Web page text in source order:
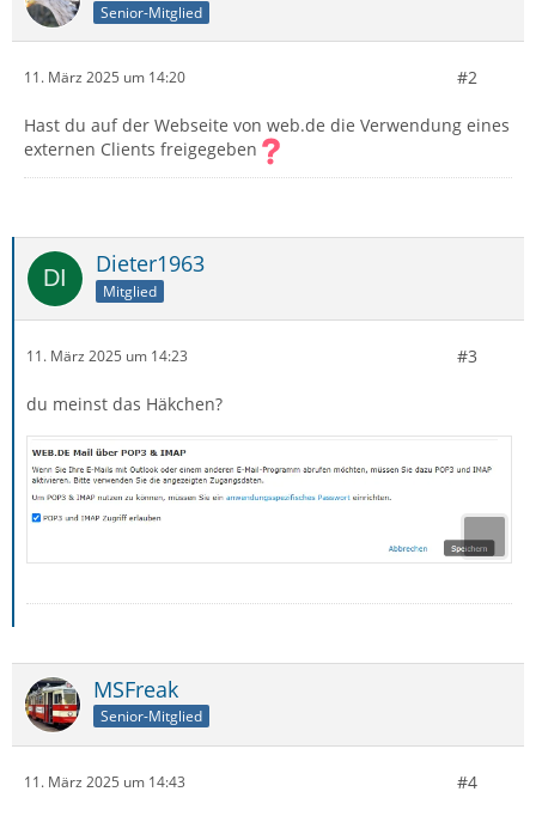
Senior-Mitglied
11. März 2025 um 14:20 #2
Hast du auf der Webseite von web.de die Verwendung eines
externen Clients freigegeben
Dieter1963
Mitglied
11. März 2025 um 14:23 #3
du meinst das Häkchen?
MSFreak
Senior-Mitglied
11. März 2025 um 14:43 #4